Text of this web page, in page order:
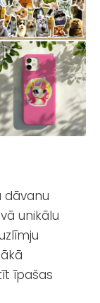
dāvanu
unikālu
īpašas